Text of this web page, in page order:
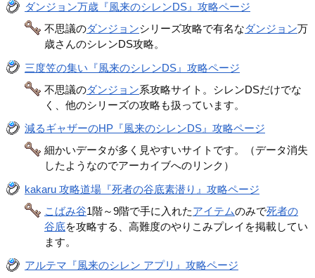
ダンジョン万歳『風来のシレンDS』攻略ページ
不思議のダンジョンシリーズ攻略で有名なダンジョン万
歳さんのシレンDS攻略。
三度笠の集い『風来のシレンDS』攻略ページ
不思議のダンジョン系攻略サイト。シレンDSだけでな
く、他のシリーズの攻略も扱っています。
減るギャザーのHP『風来のシレンDS』攻略ページ
細かいデータが多く見やすいサイトです。（データ消失
したようなのでアーカイブへのリンク）
kakaru 攻略道場『死者の谷底素潜り』攻略ページ
こばみ谷1階～9階で手に入れたアイテムのみで死者の
谷底を攻略する、高難度のやりこみプレイを掲載してい
ます。
アルテマ『風来のシレン アプリ』攻略ページ